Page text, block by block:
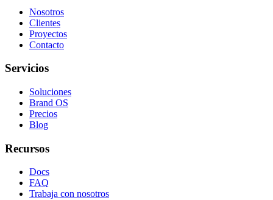
Nosotros
Clientes
Proyectos
Contacto
Servicios
Soluciones
Brand OS
Precios
Blog
Recursos
Docs
FAQ
Trabaja con nosotros